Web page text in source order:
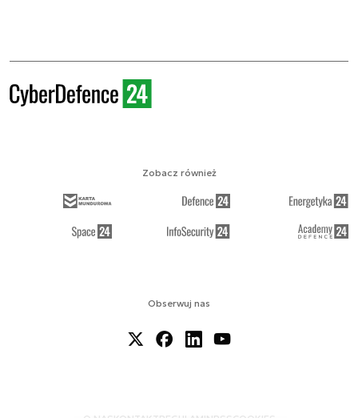
Obserwuj nas
Zobacz również